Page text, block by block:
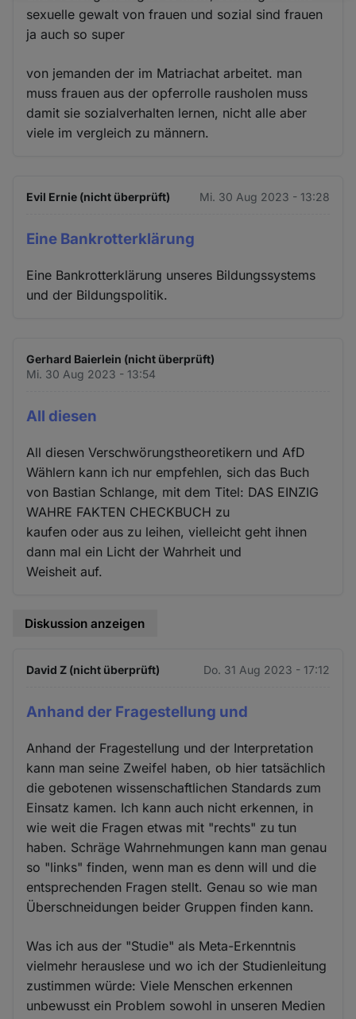
sexuelle gewalt von frauen und sozial sind frauen
ja auch so super
von jemanden der im Matriachat arbeitet. man
muss frauen aus der opferrolle rausholen muss
damit sie sozialverhalten lernen, nicht alle aber
viele im vergleich zu männern.
Evil Ernie (nicht überprüft) Mi. 30 Aug 2023 - 13:28
Eine Bankrotterklärung
Eine Bankrotterklärung unseres Bildungssystems
und der Bildungspolitik.
Gerhard Baierlein (nicht überprüft)
Mi. 30 Aug 2023 - 13:54
All diesen
All diesen Verschwörungstheoretikern und AfD
Wählern kann ich nur empfehlen, sich das Buch
von Bastian Schlange, mit dem Titel: DAS EINZIG
WAHRE FAKTEN CHECKBUCH zu
kaufen oder aus zu leihen, vielleicht geht ihnen
dann mal ein Licht der Wahrheit und
Weisheit auf.
Diskussion anzeigen
David Z (nicht überprüft) Do. 31 Aug 2023 - 17:12
Anhand der Fragestellung und
Anhand der Fragestellung und der Interpretation
kann man seine Zweifel haben, ob hier tatsächlich
die gebotenen wissenschaftlichen Standards zum
Einsatz kamen. Ich kann auch nicht erkennen, in
wie weit die Fragen etwas mit "rechts" zu tun
haben. Schräge Wahrnehmungen kann man genau
so "links" finden, wenn man es denn will und die
entsprechenden Fragen stellt. Genau so wie man
Überschneidungen beider Gruppen finden kann.
Was ich aus der "Studie" als Meta-Erkenntnis
vielmehr herauslese und wo ich der Studienleitung
zustimmen würde: Viele Menschen erkennen
unbewusst ein Problem sowohl in unseren Medien
und
Cookies